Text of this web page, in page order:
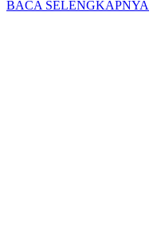
BACA SELENGKAPNYA